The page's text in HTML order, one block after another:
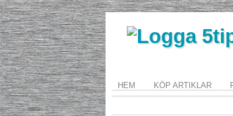
HEM KÖP ARTIKLAR